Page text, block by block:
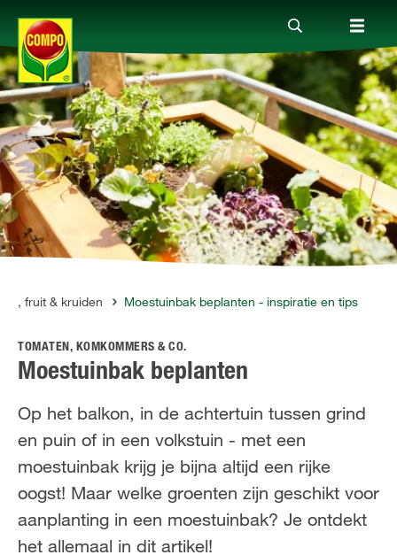
Producten
Advies
Thema's
Tot je dienst
Onderneming
FR NL
fruit & kruiden Moestuinbak beplanten - inspiratie en tips
TOMATEN, KOMKOMMERS & CO.
Moestuinbak beplanten
Op het balkon, in de achtertuin tussen grind
en puin of in een volkstuin - met een
moestuinbak krijg je bijna altijd een rijke
oogst! Maar welke groenten zijn geschikt voor
aanplanting in een moestuinbak? Je ontdekt
het allemaal in dit artikel!